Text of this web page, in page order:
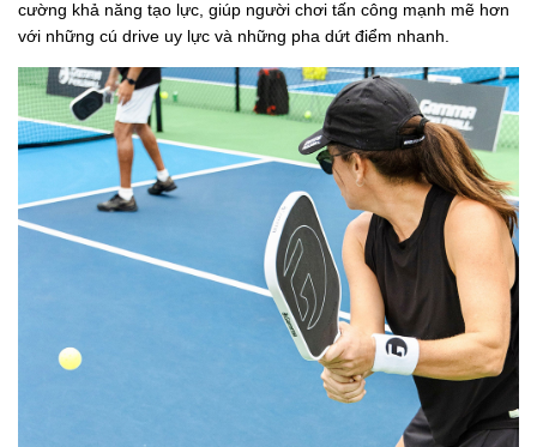
cường khả năng tạo lực, giúp người chơi tấn công mạnh mẽ hơn
với những cú drive uy lực và những pha dứt điểm nhanh.